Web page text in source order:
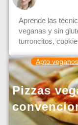
Aprende las
veganas y sin
turroncitos,
Apto veganos
Pizzas